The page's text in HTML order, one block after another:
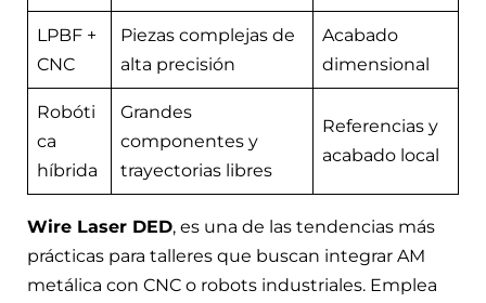
LPBF +
CNC
Piezas complejas de
alta precisión
Acabado
dimensional
Robóti
ca
híbrida
Grandes
componentes y
trayectorias libres
Referencias y
acabado local
Wire Laser DED, es una de las tendencias más
prácticas para talleres que buscan integrar AM
metálica con CNC o robots industriales. Emplea